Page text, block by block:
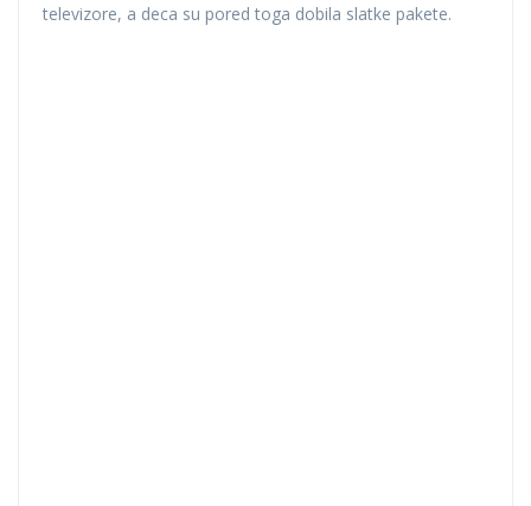
televizore, a deca su pored toga dobila slatke pakete.